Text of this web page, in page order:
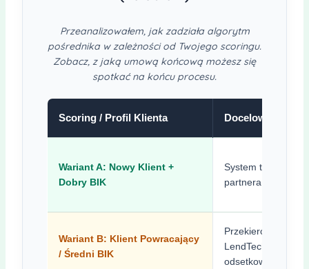
Przeanalizowałem, jak zadziała algorytm
pośrednika w zależności od Twojego scoringu.
Zobacz, z jaką umową końcową możesz się
spotkać na końcu procesu.
Scoring / Profil Klienta Docelowy
Wariant A: Nowy Klient +
Dobry BIK
System trafia na
partnera dla
Wariant B: Klient Powracający
/ Średni BIK
Przekierowanie
LendTech z
odsetkową.